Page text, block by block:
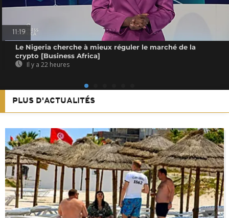
11:19
Le Nigeria cherche à mieux réguler le marché de la
crypto [Business Africa]
Il y a 22 heures
PLUS D'ACTUALITÉS